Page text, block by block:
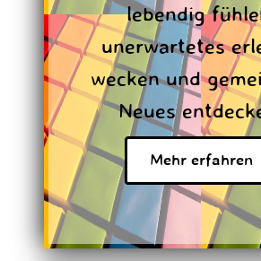
lebendig
unerwartetes
wecken und
Neues
Mehr erfahren